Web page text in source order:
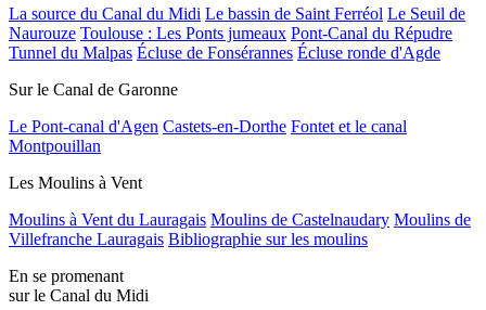
La source du Canal du Midi Le bassin de Saint Ferréol Le Seuil de
Naurouze Toulouse : Les Ponts jumeaux Pont-Canal du Répudre
Tunnel du Malpas Écluse de Fonsérannes Écluse ronde d'Agde
Sur le Canal de Garonne
Le Pont-canal d'Agen Castets-en-Dorthe Fontet et le canal
Montpouillan
Les Moulins à Vent
Moulins à Vent du Lauragais Moulins de Castelnaudary Moulins de
Villefranche Lauragais Bibliographie sur les moulins
En se promenant
sur le Canal du Midi